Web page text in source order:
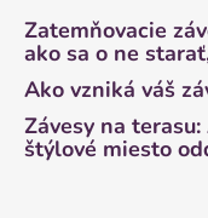
Zatemňovacie
ako sa o ne
Ako vzniká váš
Závesy na
štýlové miesto